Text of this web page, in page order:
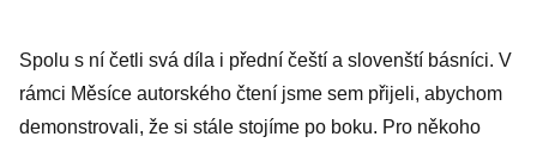
Spolu s ní četli svá díla i přední čeští a slovenští básníci. V
rámci Měsíce autorského čtení jsme sem přijeli, abychom
demonstrovali, že si stále stojíme po boku. Pro někoho